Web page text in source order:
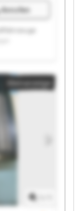
Anrufen
GmbH
GmbH
GmbH
Kleinanzeige